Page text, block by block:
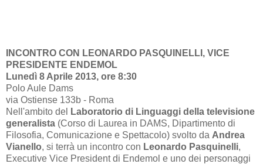
INCONTRO CON LEONARDO PASQUINELLI, VICE
PRESIDENTE ENDEMOL
Lunedì 8 Aprile 2013, ore 8:30
Polo Aule Dams
via Ostiense 133b - Roma
Nell'ambito del
Laboratorio di Linguaggi della televisione
generalista (Corso di Laurea in DAMS, Dipartimento di
Filosofia, Comunicazione e Spettacolo) svolto da Andrea
Vianello, si terrà un incontro con Leonardo Pasquinelli,
Executive Vice President di Endemol e uno dei personaggi